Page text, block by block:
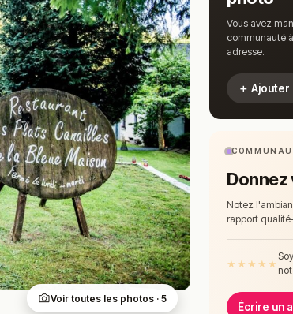
Voir toutes les photos · 5
Vous avez
communauté
adresse.
＋
Donnez
Notez
rapport
★ ★ ★ ★ ★
Écrire un